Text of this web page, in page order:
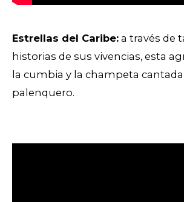
Estrellas del Caribe: a través de
historias de sus vivencias, esta
la cumbia y la champeta
palenquero.